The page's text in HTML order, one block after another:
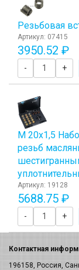
Резьбовая
Артикул: 07415
3950.52 ₽
- +
М 20х1,5
резьб
Артикул: 19128
5688.75 ₽
- +
Контактная
196158, Россия,